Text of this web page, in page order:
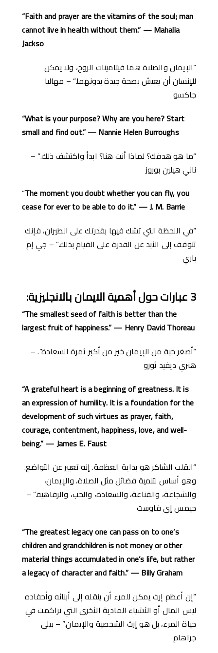
“Faith and prayer are the vitamins of the soul; man
cannot live in health without them.” — Mahalia
Jackso
“الإيمان والصلاة هما فيتامينات الروح، ولا يمكن
للإنسان أن يعيش بصحة جيدة بدونهما.” – مهاليا
جاكسو
“What is your purpose? Why are you here? Start
small and find out.” — Nannie Helen Burroughs
“ما هو هدفك؟ لماذا أنت هنا؟ ابدأ واكتشف ذلك.” –
ناني هيلين بوروز
“The moment you doubt whether you can fly, you
cease for ever to be able to do it.” — J. M. Barrie
“في اللحظة التي تشك فيها بقدرتك على الطيران، فإنك
تتوقف إلى الأبد عن القدرة على القيام بذلك.” – جي إم
باري
3عبارات حول أهمية الايمانبالانجليزية:
“The smallest seed of faith is better than the
largest fruit of happiness.” — Henry David Thoreau
“أصغر حبة من الإيمان خير من أكبر ثمرة السعادة”. –
هنري ديفيد ثورو
“A grateful heart is a beginning of greatness. It is
an expression of humility. It is a foundation for the
development of such virtues as prayer, faith,
courage, contentment, happiness, love, and well-
being.” — James E. Faust
“القلب الشاكر هو بداية العظمة. إنه تعبير عن التواضع.
وهو أساس لتنمية فضائل مثل الصلاة، والإيمان،
والشجاعة، والقناعة، والسعادة، والحب، والرفاهية.” –
جيمس إي فاوست
“The greatest legacy one can pass on to one’s
children and grandchildren is not money or other
material things accumulated in one’s life, but rather
a legacy of character and faith.” — Billy Graham
“إن أعظم إرث يمكن للمرء أن ينقله إلى أبنائه وأحفاده
ليس المال أو الأشياء المادية الأخرى التي تراكمت في
حياة المرء، بل هو إرث الشخصية والإيمان.” – بيلي
جراهام